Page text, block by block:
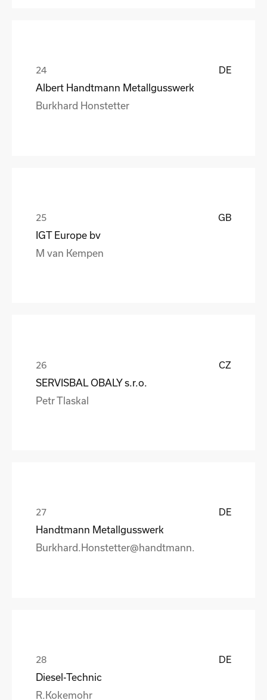
DE
Albert Handtmann Metallgusswerk
Burkhard Honstetter
GB
IGT Europe bv
M van Kempen
CZ
SERVISBAL OBALY s.r.o.
Petr Tlaskal
DE
Handtmann Metallgusswerk
Burkhard.Honstetter@handtmann.
DE
Diesel-Technic
R.Kokemohr